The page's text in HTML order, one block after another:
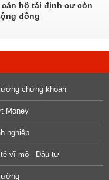
hộ tái định cư còn
đồng
chứng khoán
Money
nghiệp
tế vĩ mô - Đầu tư